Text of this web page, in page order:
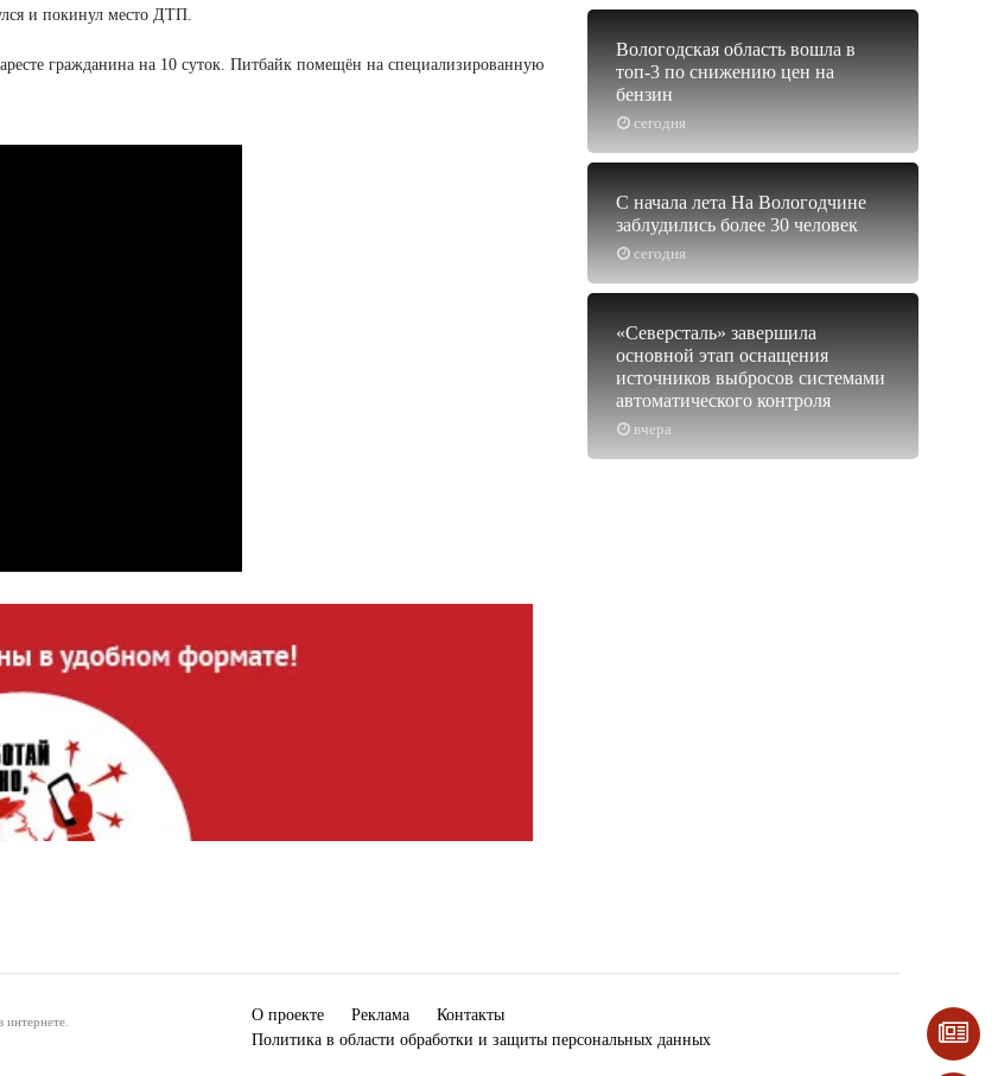
и покинул место ДТП.
гражданина на 10 суток. Питбайк помещён на специализированную
сегодня
Вологодская область вошла в
топ-3 по снижению цен на
бензин
сегодня
С начала лета На Вологодчине
заблудились более 30 человек
вчера
«Северсталь» завершила
основной этап оснащения
источников выбросов системами
автоматического контроля
О проекте Реклама
Контакты
Политика в области обработки и защиты персональных данных